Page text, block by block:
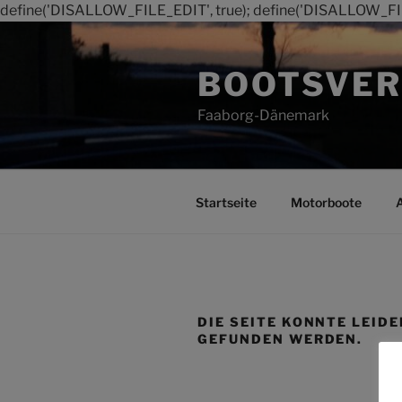
define('DISALLOW_FILE_EDIT', true);
Faaborg-Dänemark
Startseite Motorboote
DIE SEITE KONNTE
GEFUNDEN WERDEN.